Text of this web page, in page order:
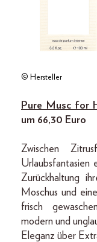
© Hersteller
Pure Musc for
um 66,30 Euro
Zwischen
Urlaubsfantasien
Zurückhaltung
Moschus und
frisch
modern und
Eleganz über